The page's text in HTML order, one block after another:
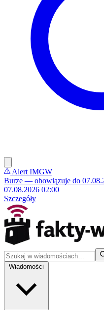
Alert IMGW
Burze — obowiązuje do
07.08.2026 02:00
Szczegóły
Wiadomości